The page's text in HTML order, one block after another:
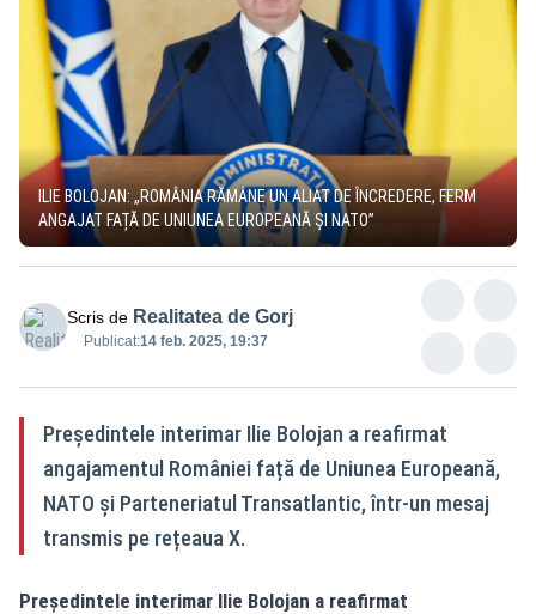
ILIE BOLOJAN: „ROMÂNIA RĂMÂNE UN ALIAT DE ÎNCREDERE, FERM
ANGAJAT FAȚĂ DE UNIUNEA EUROPEANĂ ȘI NATO”
Scris de Realitatea de Gorj
Publicat:14 feb. 2025, 19:37
Președintele interimar Ilie Bolojan a reafirmat
angajamentul României față de Uniunea Europeană,
NATO și Parteneriatul Transatlantic, într-un mesaj
transmis pe rețeaua X.
Președintele interimar Ilie Bolojan a reafirmat